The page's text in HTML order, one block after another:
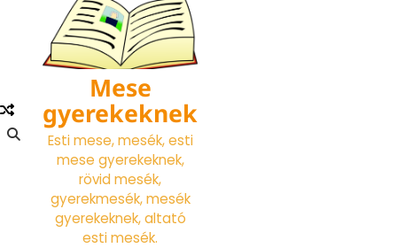
content
Mese
gyerekeknek
Esti mese, mesék, esti
mese gyerekeknek,
rövid mesék,
gyerekmesék, mesék
gyerekeknek, altató
esti mesék.